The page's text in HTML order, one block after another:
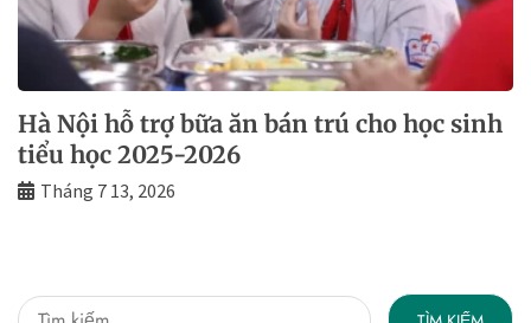
Hà Nội hỗ trợ bữa ăn bán trú cho học sinh
tiểu học 2025-2026
Tháng 7 13, 2026
Tìm